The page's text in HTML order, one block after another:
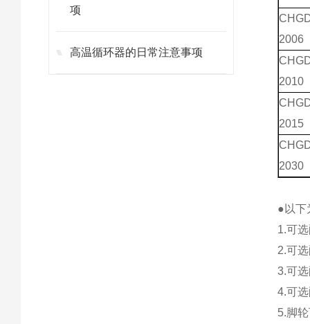
项
高温循环器的日常注意事项
2006
2010
2015
2030
●以下
1.可
2.可
3.可
4.可
5.脚